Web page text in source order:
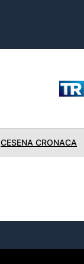
CESENA CRONACA